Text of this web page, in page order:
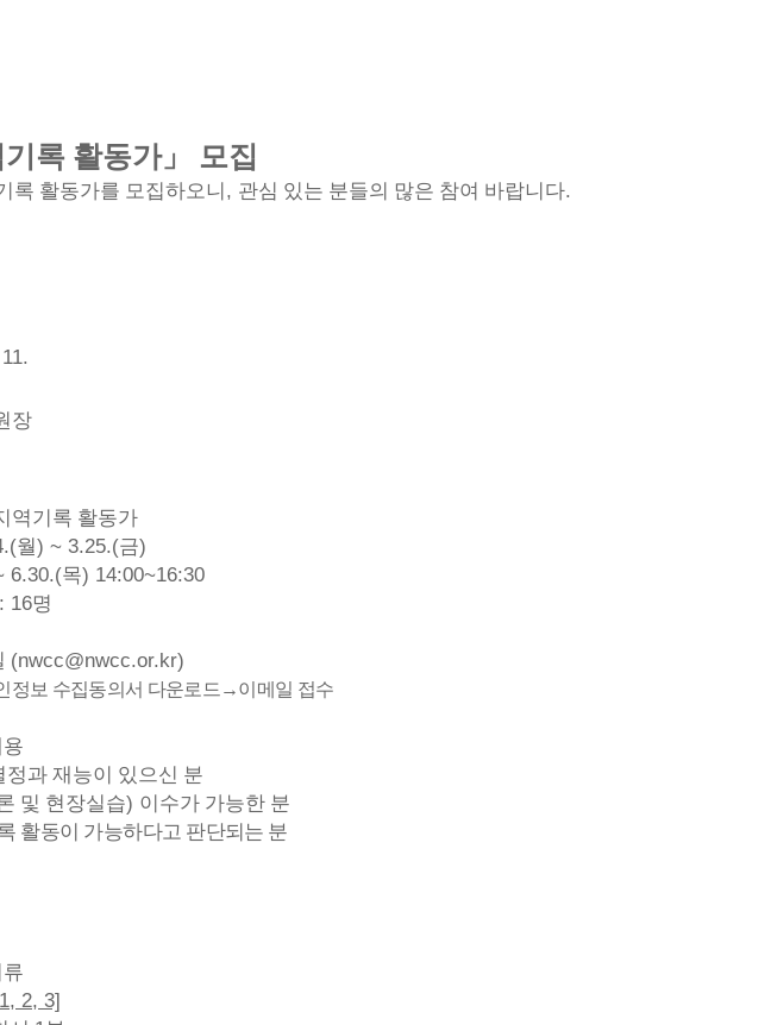
록 활동가」 모집
록 활동가를 모집하오니 , 관심 있는 분들의 많은 참여 바랍니다.
장
역기록 활동가
월) ~ 3.25.(금)
6.30.(목) 14:00~16:30
: 16명
(nwcc@nwcc.or.kr)
정보 수집동의서 다운로드 →이메일 접수
과 재능이 있으신 분
및 현장실습) 이수가 가능한 분
활동이 가능하다고 판단되는 분
1, 2, 3]